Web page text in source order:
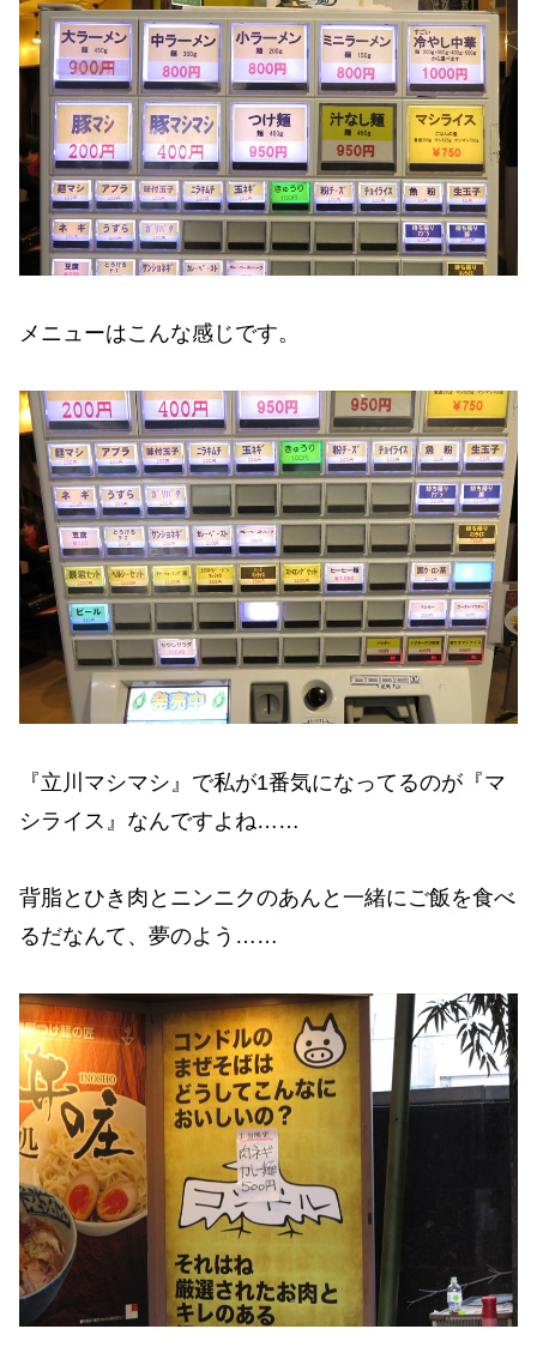
メニューはこんな感じです。
『立川マシマシ』で私が1番気になってるのが『マ
シライス』なんですよね……
背脂とひき肉とニンニクのあんと一緒にご飯を食べ
るだなんて、夢のよう……